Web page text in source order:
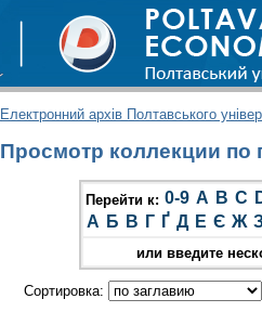
Електронний архів Полтавського
Просмотр коллекции по
Перейти к: 0-9 A B C
А Б В Г Ґ Д Е Є Ж
или введите
Сортировка: